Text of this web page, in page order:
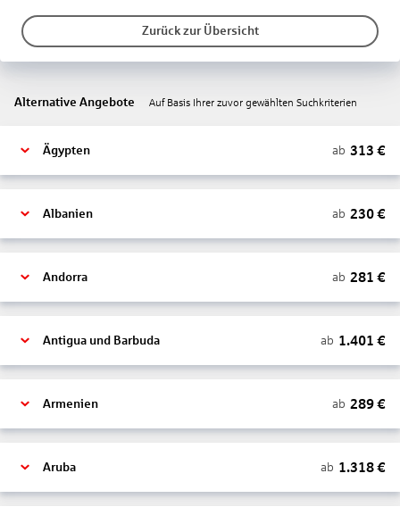
Zurück zur Übersicht
Alternative Angebote Auf Basis Ihrer zuvor gewählten Suchkriterien
Ägypten ab 313 €
Albanien ab 230€
Andorra ab 281 €
Antigua und Barbuda ab 1.401 €
Armenien ab 289€
Aruba ab 1.318€